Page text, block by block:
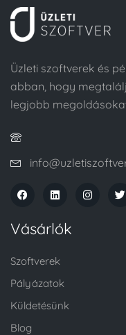
Üzleti szoftverek és
abban, hogy
legjobb
Vásárlók
Szoftverek
Pályázatok
Küldetésünk
Blog